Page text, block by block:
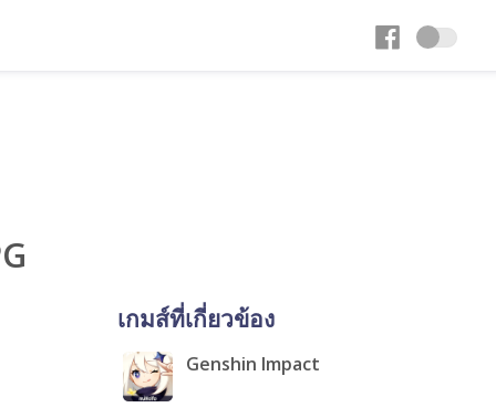
เกมส์ที่เกี่ยวข้อง
Genshin Impact